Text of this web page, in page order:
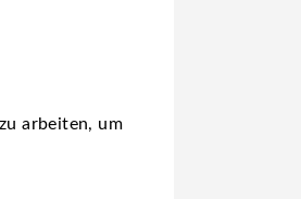
zu arbeiten, um